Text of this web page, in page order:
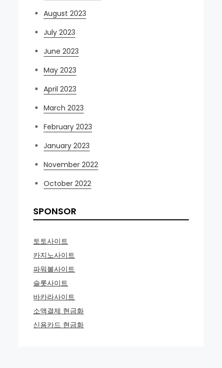
August 2023
July 2023
June 2023
May 2023
April 2023
March 2023
February 2023
January 2023
November 2022
October 2022
SPONSOR
토토사이트
카지노사이트
파워볼사이트
슬롯사이트
바카라사이트
소액결제 현금화
신용카드 현금화